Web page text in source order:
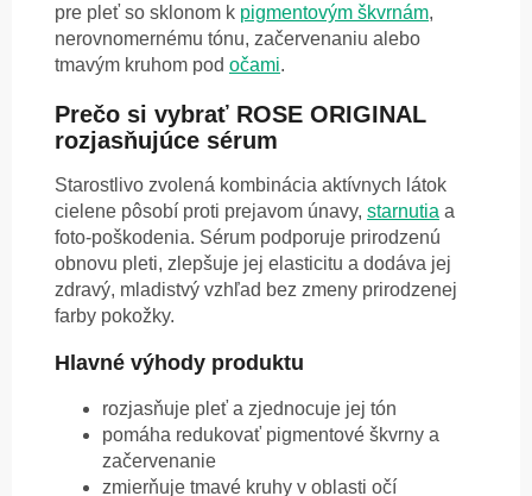
pre pleť so sklonom k pigmentovým škvrnám,
nerovnomernému tónu, začervenaniu alebo
tmavým kruhom pod očami.
Prečo si vybrať ROSE ORIGINAL
rozjasňujúce sérum
Starostlivo zvolená kombinácia aktívnych látok
cielene pôsobí proti prejavom únavy, starnutia a
foto-poškodenia. Sérum podporuje prirodzenú
obnovu pleti, zlepšuje jej elasticitu a dodáva jej
zdravý, mladistvý vzhľad bez zmeny prirodzenej
farby pokožky.
Hlavné výhody produktu
rozjasňuje pleť a zjednocuje jej tón
pomáha redukovať pigmentové škvrny a
začervenanie
zmierňuje tmavé kruhy v oblasti očí